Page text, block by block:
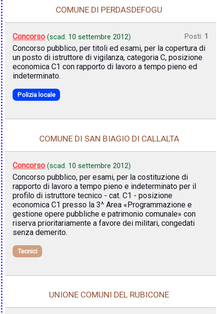
COMUNE DI PERDASDEFOGU
Concorso (scad. 10 settembre 2012) Posti: 1
Concorso pubblico, per titoli ed esami, per la copertura di
un posto di istruttore di vigilanza, categoria C, posizione
economica C1 con rapporto di lavoro a tempo pieno ed
indeterminato.
Polizia locale
COMUNE DI SAN BIAGIO DI CALLALTA
Concorso (scad. 10 settembre 2012)
Concorso pubblico, per esami, per la costituzione di
rapporto di lavoro a tempo pieno e indeterminato per il
profilo di istruttore tecnico - cat. C1 - posizione
economica C1 presso la 3^ Area «Programmazione e
gestione opere pubbliche e patrimonio comunale» con
riserva prioritariamente a favore dei militari, congedati
senza demerito.
Tecnici
UNIONE COMUNI DEL RUBICONE